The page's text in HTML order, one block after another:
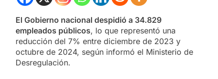
El Gobierno nacional despidió a 34.829
empleados públicos, lo que representó una
reducción del 7% entre diciembre de 2023 y
octubre de 2024, según informó el Ministerio de
Desregulación.